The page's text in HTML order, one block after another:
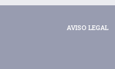
AVISO LEGAL